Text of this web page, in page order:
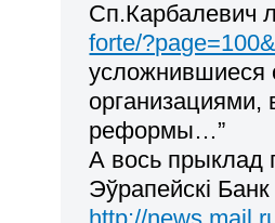
Сп.Карбалевич
forte/
реформы…”
А вось прыклад
Эўрапейскі